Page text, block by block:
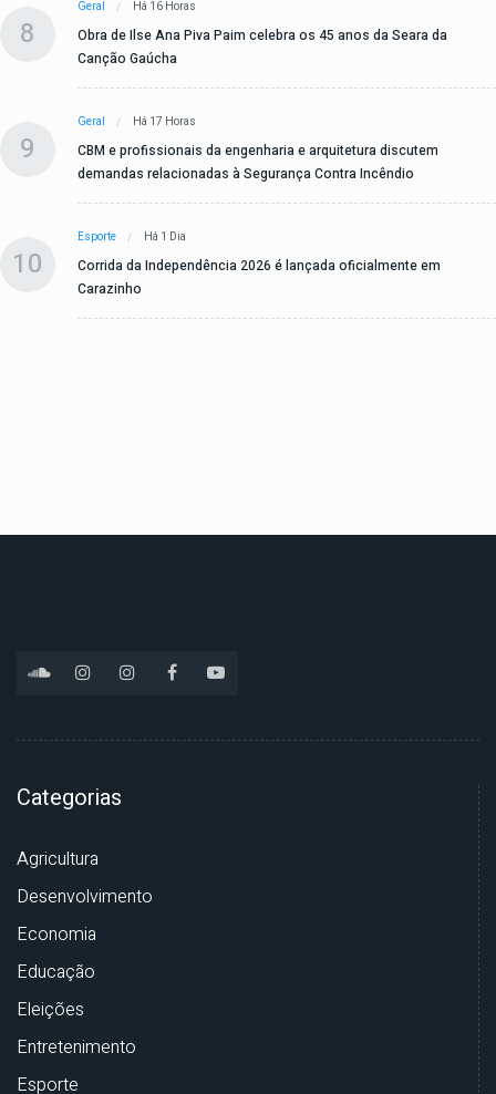
8
Geral Há 16 Horas
Obra de Ilse Ana Piva Paim celebra os 45 anos da Seara da
Canção Gaúcha
9
Geral Há 17 Horas
CBM e profissionais da engenharia e arquitetura discutem
demandas relacionadas à Segurança Contra Incêndio
10
Esporte Há 1 Dia
Corrida da Independência 2026 é lançada oficialmente em
Carazinho
Categorias
Agricultura
Desenvolvimento
Economia
Educação
Eleições
Entretenimento
Esporte